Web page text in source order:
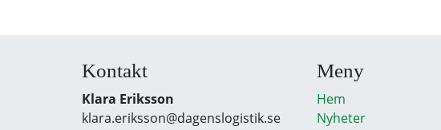
Kontakt
Klara Eriksson
klara.eriksson@dagenslogistik.se
Meny
Hem
Nyheter